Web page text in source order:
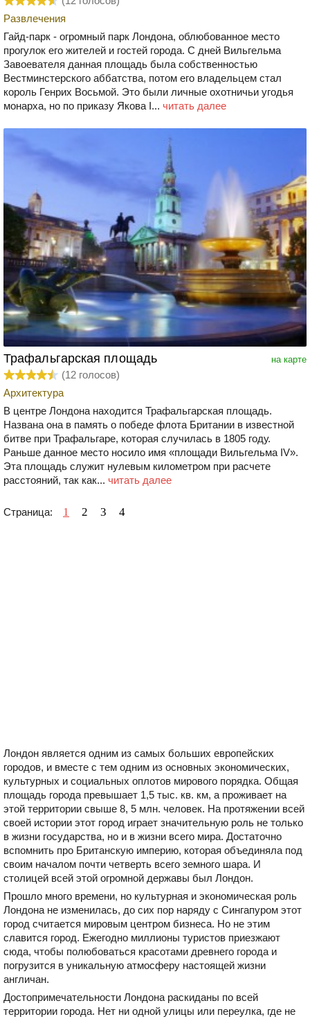
Развлечения
Гайд-парк - огромный парк Лондона, облюбованное место
прогулок его жителей и гостей города. С дней Вильгельма
Завоевателя данная площадь была собственностью
Вестминстерского аббатства, потом его владельцем стал
король Генрих Восьмой. Это были личные охотничьи угодья
монарха, но по приказу Якова I... читать далее
на карте
Трафальгарская площадь
(12 голосов)
Архитектура
В центре Лондона находится Трафальгарская площадь.
Названа она в память о победе флота Британии в известной
битве при Трафальгаре, которая случилась в 1805 году.
Раньше данное место носило имя «площади Вильгельма IV».
Эта площадь служит нулевым километром при расчете
расстояний, так как... читать далее
Страница: 1 2 3 4
Лондон является одним из самых больших европейских
городов, и вместе с тем одним из основных экономических,
культурных и социальных оплотов мирового порядка. Общая
площадь города превышает 1,5 тыс. кв. км, а проживает на
этой территории свыше 8, 5 млн. человек. На протяжении всей
своей истории этот город играет значительную роль не только
в жизни государства, но и в жизни всего мира. Достаточно
вспомнить про Британскую империю, которая объединяла под
своим началом почти четверть всего земного шара. И
столицей всей этой огромной державы был Лондон.
Прошло много времени, но культурная и экономическая роль
Лондона не изменилась, до сих пор наряду с Сингапуром этот
город считается мировым центром бизнеса. Но не этим
славится город. Ежегодно миллионы туристов приезжают
сюда, чтобы полюбоваться красотами древнего города и
погрузится в уникальную атмосферу настоящей жизни
англичан.
Достопримечательности Лондона раскиданы по всей
территории города. Нет ни одной улицы или переулка, где не